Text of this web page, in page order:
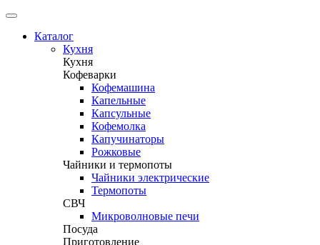
Каталог
Кухня
Кухня
Кофеварки
Кофемашина
Капельные
Капсульные
Кофемолка
Капучинаторы
Рожковые
Чайники и термопоты
Чайники электрические
Термопоты
СВЧ
Микроволновые печи
Посуда
Приготовление